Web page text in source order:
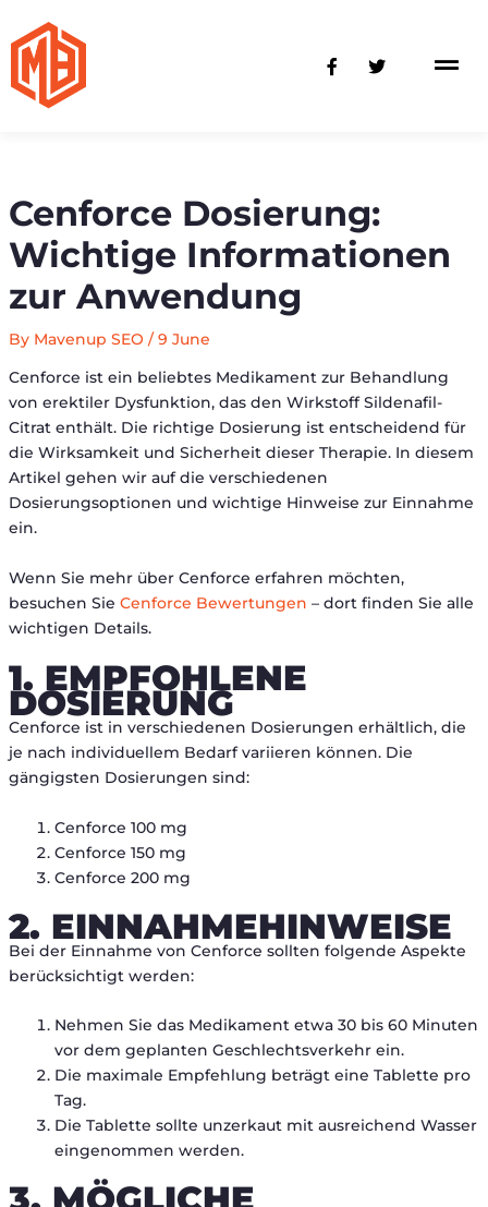
content
F
a
f
T
w
Cenforce Dosierung:
Wichtige Informationen
zur Anwendung
By Mavenup SEO / 9 June
Cenforce ist ein beliebtes Medikament zur Behandlung
von erektiler Dysfunktion, das den Wirkstoff Sildenafil-
Citrat enthält. Die richtige Dosierung ist entscheidend für
die Wirksamkeit und Sicherheit dieser Therapie. In diesem
Artikel gehen wir auf die verschiedenen
Dosierungsoptionen und wichtige Hinweise zur Einnahme
ein.
Wenn Sie mehr über Cenforce erfahren möchten,
besuchen Sie Cenforce Bewertungen – dort finden Sie alle
wichtigen Details.
1. EMPFOHLENE
DOSIERUNG
Cenforce ist in verschiedenen Dosierungen erhältlich, die
je nach individuellem Bedarf variieren können. Die
gängigsten Dosierungen sind:
Cenforce 100 mg
Cenforce 150 mg
Cenforce 200 mg
2. EINNAHMEHINWEISE
Bei der Einnahme von Cenforce sollten folgende Aspekte
berücksichtigt werden:
Nehmen Sie das Medikament etwa 30 bis 60 Minuten
vor dem geplanten Geschlechtsverkehr ein.
Die maximale Empfehlung beträgt eine Tablette pro
Tag.
Die Tablette sollte unzerkaut mit ausreichend Wasser
eingenommen werden.